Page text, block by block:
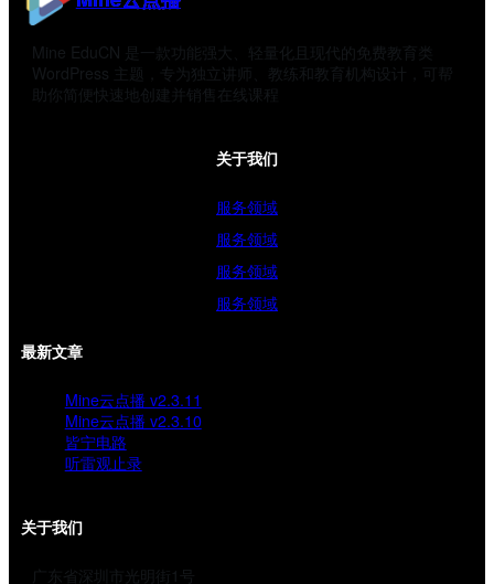
Mine EduCN 是一款功能强大、轻量化且现代的免费教育类
WordPress 主题，专为独立讲师、教练和教育机构设计，可帮
助你简便快速地创建并销售在线课程
关于我们
服务领域
服务领域
服务领域
服务领域
最新文章
Mine云点播 v2.3.11
Mine云点播 v2.3.10
皆宁电路
听雷观止录
关于我们
广东省深圳市光明街1号